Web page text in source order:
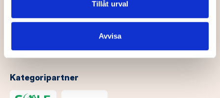
Dessa kan i sin tur kombinera informationen med annan
information som du har tillhandahållit eller som de har
Tillåt urval
Avvisa
Kategoripartner